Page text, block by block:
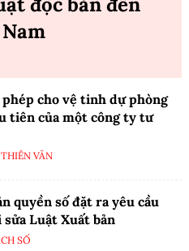
cho vệ tinh dự phòng
tiên của một công ty tư
VĂN
quyền số đặt ra yêu cầu
Luật Xuất bản
SỐ